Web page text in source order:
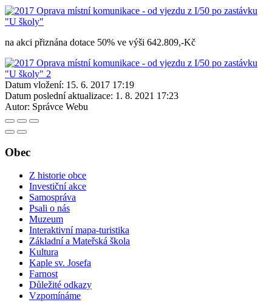
na akci přiznána dotace 50% ve výši 642.809,-Kč
Datum vložení: 15. 6. 2017 17:19
Datum poslední aktualizace: 1. 8. 2021 17:23
Autor: Správce Webu
Obec
Z historie obce
Investiční akce
Samospráva
Psali o nás
Muzeum
Interaktivní mapa-turistika
Základní a Mateřská škola
Kultura
Kaple sv. Josefa
Farnost
Důležité odkazy
Vzpomínáme